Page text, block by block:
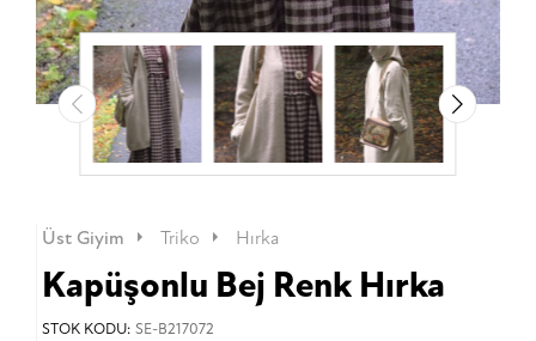
Üst Giyim Triko Hırka
Kapüşonlu Bej Renk Hırka
STOK KODU: SE-B217072